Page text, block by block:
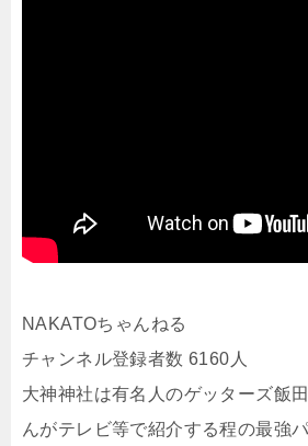
NAKATOちゃんねる
チャンネル登録者数 6160人
大神神社は有名人のゲッターズ飯
んがテレビ等で紹介する程の最強